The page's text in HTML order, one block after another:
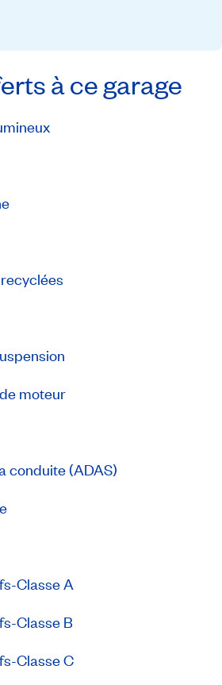
à ce garage
moteur
conduite (ADAS)
Classe A
Classe B
Classe C